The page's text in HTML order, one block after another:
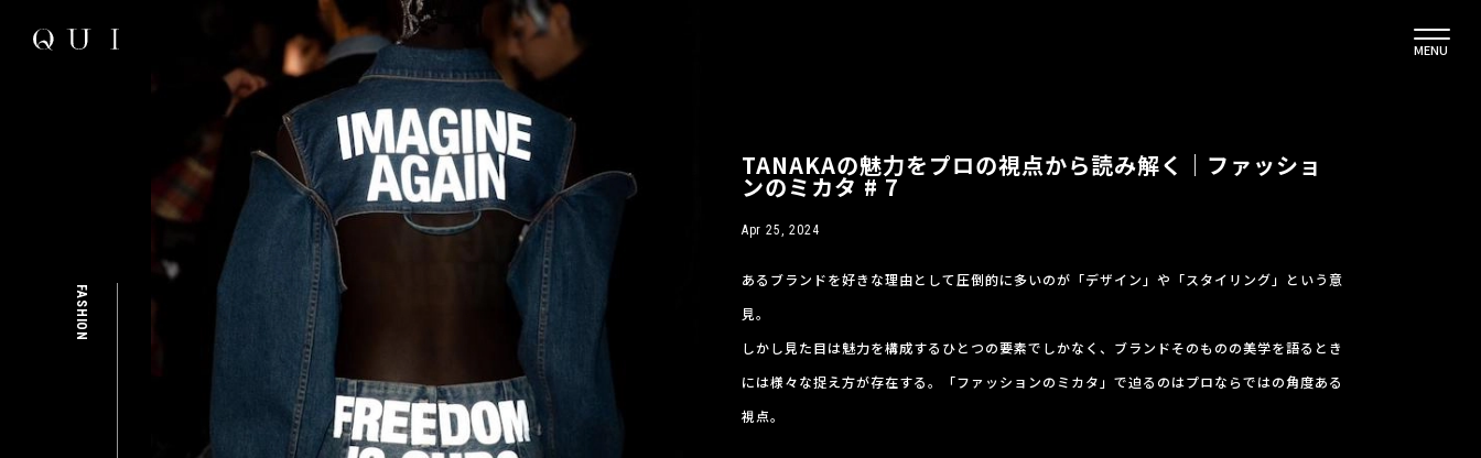
MENU
FASHION
TANAKAの魅力をプロの視点から読み解く｜ファッショ
ンのミカタ # 7
Apr 25, 2024
あるブランドを好きな理由として圧倒的に多いのが「デザイン」や「スタイリング」という意
見。
しかし見た目は魅力を構成するひとつの要素でしかなく、ブランドそのものの美学を語るとき
には様々な捉え方が存在する。「ファッションのミカタ」で迫るのはプロならではの角度ある
視点。